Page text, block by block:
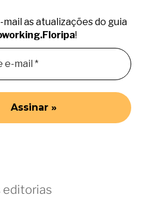
as atualizações do guia
!
editorias